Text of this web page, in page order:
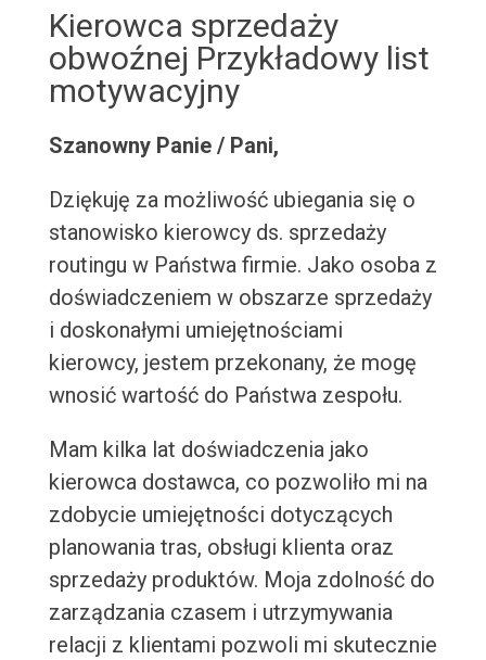
Kierowca sprzedaży
obwoźnej Przykładowy list
motywacyjny
Szanowny Panie / Pani,
Dziękuję za możliwość ubiegania się o
stanowisko kierowcy ds. sprzedaży
routingu w Państwa firmie. Jako osoba z
doświadczeniem w obszarze sprzedaży
i doskonałymi umiejętnościami
kierowcy, jestem przekonany, że mogę
wnosić wartość do Państwa zespołu.
Mam kilka lat doświadczenia jako
kierowca dostawca, co pozwoliło mi na
zdobycie umiejętności dotyczących
planowania tras, obsługi klienta oraz
sprzedaży produktów. Moja zdolność do
zarządzania czasem i utrzymywania
relacji z klientami pozwoli mi skutecznie